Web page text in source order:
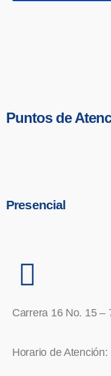
Puntos de
Presencial
Carrera 16 No. 15 –
Horario de